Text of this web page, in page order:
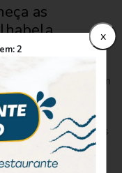
as
Ilhabela
singulares,
colonial. Elas foram
o município evoluiu
o visitante
construídos
o charme do seu
x
1